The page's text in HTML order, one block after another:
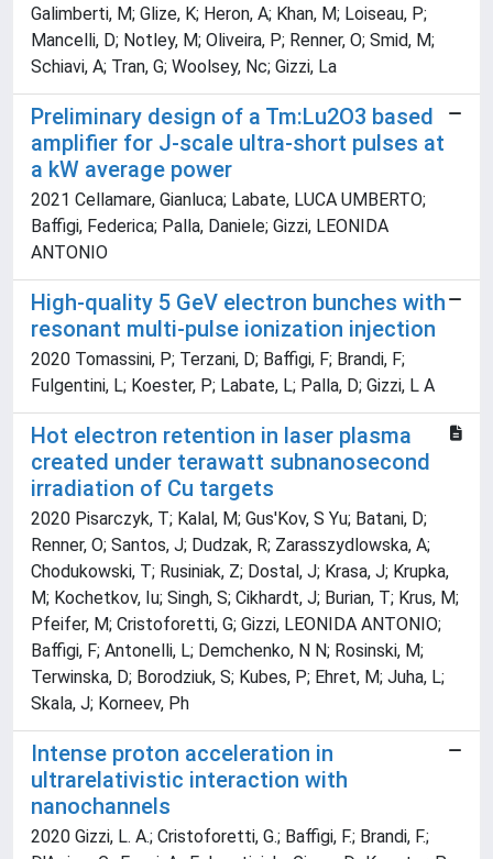
Galimberti, M; Glize, K; Heron, A; Khan, M; Loiseau, P;
Mancelli, D; Notley, M; Oliveira, P; Renner, O; Smid, M;
Schiavi, A; Tran, G; Woolsey, Nc; Gizzi, La
Preliminary design of a Tm:Lu2O3 based
amplifier for J-scale ultra-short pulses at
a kW average power
2021 Cellamare, Gianluca; Labate, LUCA UMBERTO;
Baffigi, Federica; Palla, Daniele; Gizzi, LEONIDA
ANTONIO
High-quality 5 GeV electron bunches with
resonant multi-pulse ionization injection
2020 Tomassini, P; Terzani, D; Baffigi, F; Brandi, F;
Fulgentini, L; Koester, P; Labate, L; Palla, D; Gizzi, L A
Hot electron retention in laser plasma
created under terawatt subnanosecond
irradiation of Cu targets
2020 Pisarczyk, T; Kalal, M; Gus'Kov, S Yu; Batani, D;
Renner, O; Santos, J; Dudzak, R; Zarasszydlowska, A;
Chodukowski, T; Rusiniak, Z; Dostal, J; Krasa, J; Krupka,
M; Kochetkov, Iu; Singh, S; Cikhardt, J; Burian, T; Krus, M;
Pfeifer, M; Cristoforetti, G; Gizzi, LEONIDA ANTONIO;
Baffigi, F; Antonelli, L; Demchenko, N N; Rosinski, M;
Terwinska, D; Borodziuk, S; Kubes, P; Ehret, M; Juha, L;
Skala, J; Korneev, Ph
Intense proton acceleration in
ultrarelativistic interaction with
nanochannels
2020 Gizzi, L. A.; Cristoforetti, G.; Baffigi, F.; Brandi, F.;